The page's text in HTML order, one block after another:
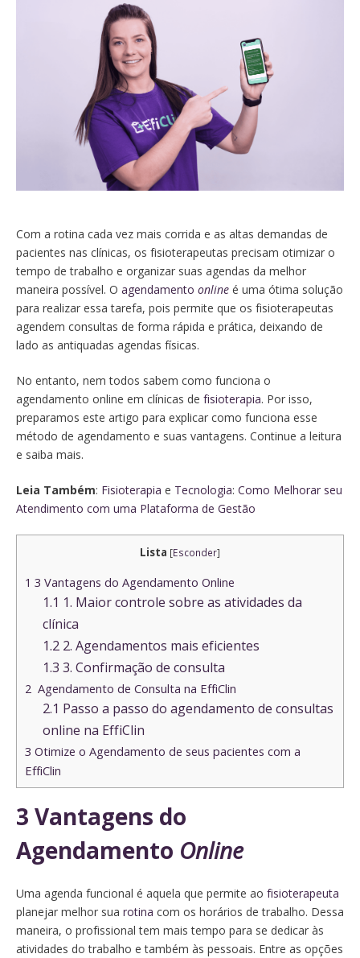
Com a rotina cada vez mais corrida e as altas demandas de
pacientes nas clínicas, os fisioterapeutas precisam otimizar o
tempo de trabalho e organizar suas agendas da melhor
maneira possível. O agendamento online é uma ótima solução
para realizar essa tarefa, pois permite que os fisioterapeutas
agendem consultas de forma rápida e prática, deixando de
lado as antiquadas agendas físicas.
No entanto, nem todos sabem como funciona o
agendamento online em clínicas de fisioterapia. Por isso,
preparamos este artigo para explicar como funciona esse
método de agendamento e suas vantagens. Continue a leitura
e saiba mais.
Leia Também: Fisioterapia e Tecnologia: Como Melhorar seu
Atendimento com uma Plataforma de Gestão
Lista [Esconder]
1 3 Vantagens do Agendamento Online
1.1 1. Maior controle sobre as atividades da
clínica
1.22. Agendamentos mais eficientes
1.3 3. Confirmação de consulta
2 Agendamento de Consulta na EffiClin
2.1 Passo a passo do agendamento de consultas
online na EffiClin
3 Otimize o Agendamento de seus pacientes com a
EffiClin
3 Vantagens do
Agendamento Online
Uma agenda funcional é aquela que permite ao fisioterapeuta
planejar melhor sua rotina com os horários de trabalho. Dessa
maneira, o profissional tem mais tempo para se dedicar às
atividades do trabalho e também às pessoais. Entre as opções